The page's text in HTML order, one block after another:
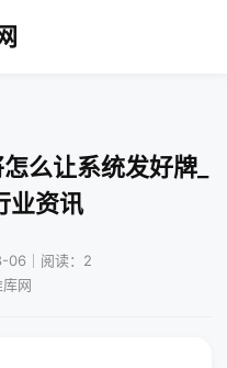
么让系统发好牌_
业资讯
06｜阅读：2
网